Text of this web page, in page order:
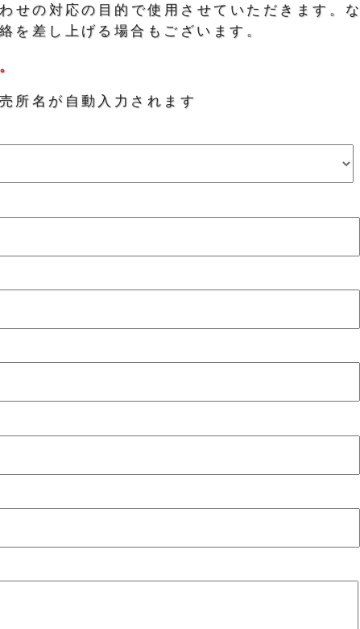
せの対応の目的で使用させていただきます。な
を差し上げる場合もございます。
所名が自動入力されます